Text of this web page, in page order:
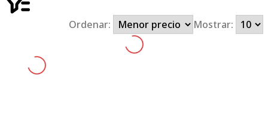
Ordenar: Mostrar: